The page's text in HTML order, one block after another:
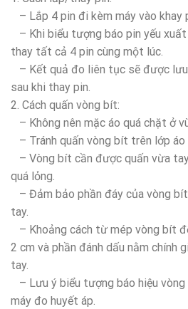
– Lắp 4 pin đi kèm máy vào khay
– Khi biểu tượng báo pin yếu xuất
thay tất cả 4 pin cùng một lúc.
– Kết quả đo liên tục sẽ được lưu
sau khi thay pin.
2. Cách quấn vòng bít:
– Không nên mặc áo quá chặt ở
– Tránh quấn vòng bít trên lớp áo
– Vòng bít cần được quấn vừa
quá lỏng.
– Đảm bảo phần đáy của vòng
tay.
– Khoảng cách từ mép vòng bít
2 cm và phần đánh dấu nằm chính
tay.
– Lưu ý biểu tượng báo hiệu
máy đo huyết áp.